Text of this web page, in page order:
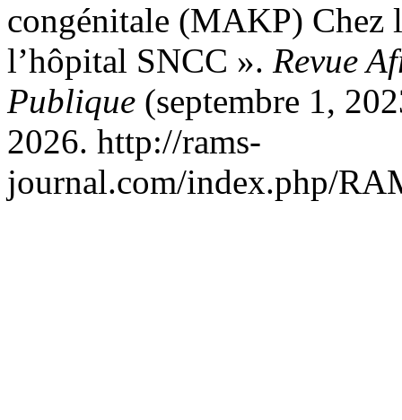
congénitale (MAKP) Chez
l’hôpital SNCC ». Revue
Publique (septembre 1,
2026. http://rams-
journal.com/index.php/